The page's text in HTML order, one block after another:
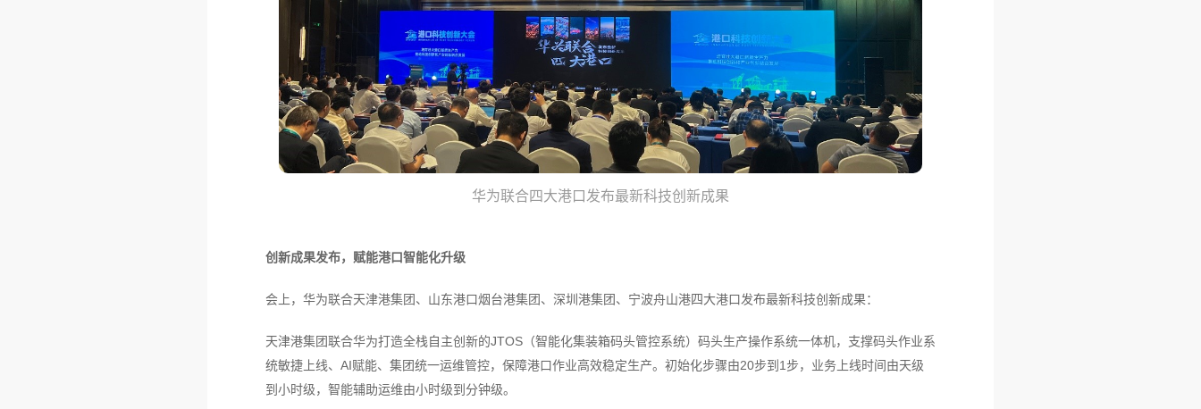
华为联合四大港口发布最新科技创新成果
创新成果发布，赋能港口智能化升级
会上，华为联合天津港集团、山东港口烟台港集团、深圳港集团、宁波舟山港四大港口发布最新科技创新成果：
天津港集团联合华为打造全栈自主创新的JTOS（智能化集装箱码头管控系统）码头生产操作系统一体机，支撑码头作业系
统敏捷上线、AI赋能、集团统一运维管控，保障港口作业高效稳定生产。初始化步骤由20步到1步，业务上线时间由天级
到小时级，智能辅助运维由小时级到分钟级。